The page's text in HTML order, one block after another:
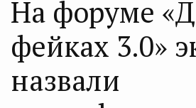
На форуме
фейках 3.0»
назвали